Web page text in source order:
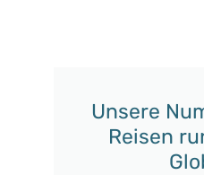
Unsere
Reisen